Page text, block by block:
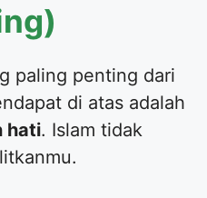
paling penting dari
di atas adalah
hati. Islam tidak